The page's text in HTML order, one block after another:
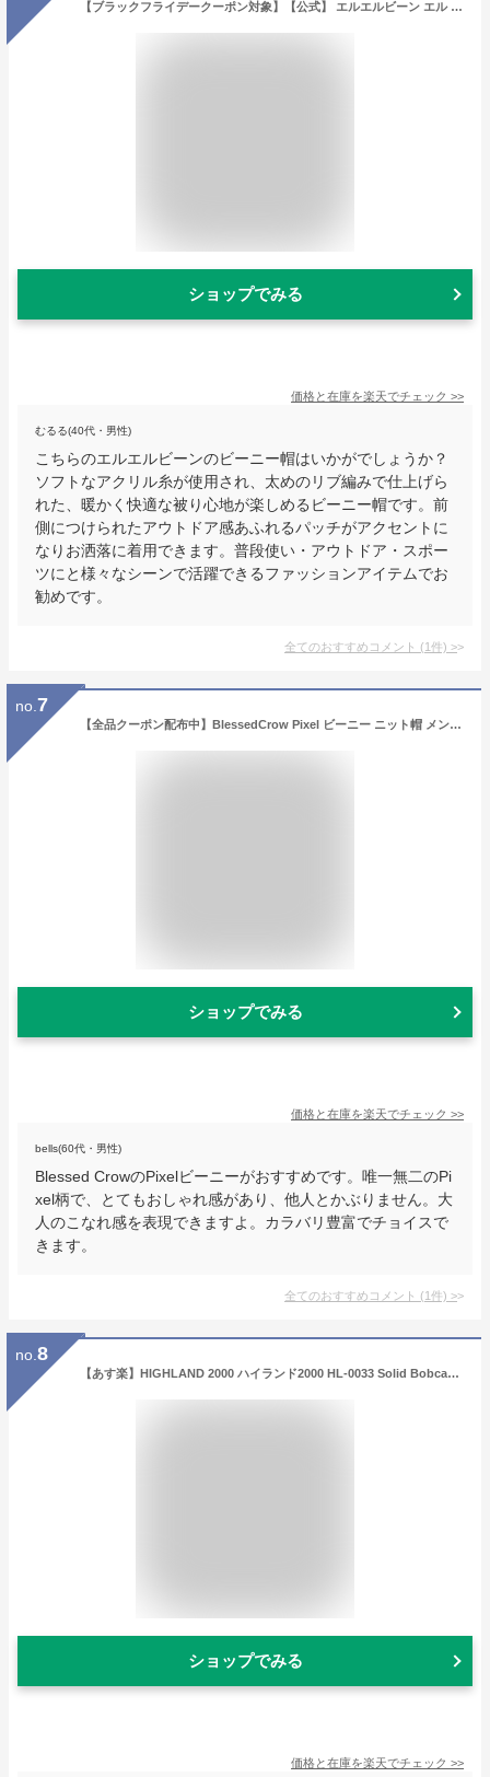
【ブラックフライデークーポン対象】【公式】 エルエルビーン エル エル ビーニー ワイドカフ ビーニー帽 ニット帽 帽子 ビーニー 浅め メンズ ウィメンズ レディース ユニセックス 男女兼用 アウトドア ブランド フリーサイズ L.L.Bean LLBean llビーン llbeen
ショップでみる
価格と在庫を楽天でチェック >>
むるる(40代・男性)
こちらのエルエルビーンのビーニー帽はいかがでしょうか？
ソフトなアクリル糸が使用され、太めのリブ編みで仕上げら
れた、暖かく快適な被り心地が楽しめるビーニー帽です。前
側につけられたアウトドア感あふれるパッチがアクセントに
なりお洒落に着用できます。普段使い・アウトドア・スポー
ツにと様々なシーンで活躍できるファッションアイテムでお
勧めです。
全てのおすすめコメント (1件) >
no. 7
【全品クーポン配布中】BlessedCrow Pixel ビーニー ニット帽 メンズ レディース ブランド タグ 付き ニットキャップ 総柄 模様 秋 冬 秋冬 帽子 コーデ 帽子屋 吉祥寺
ショップでみる
価格と在庫を楽天でチェック >>
bells(60代・男性)
Blessed CrowのPixelビーニーがおすすめです。唯一無二のPi
xel柄で、とてもおしゃれ感があり、他人とかぶりません。大
人のこなれ感を表現できますよ。カラバリ豊富でチョイスで
きます。
全てのおすすめコメント (1件) >
no. 8
【あす楽】HIGHLAND 2000 ハイランド2000 HL-0033 Solid Bobcap ウール ソリッド ボブキャップ イギリス製【クーポン対象外】【T】｜ニットキャップ ビーニー 帽子 メンズ レディース ブランド おしゃれ 暖かい 防寒 秋 冬 プレゼント ギフト
ショップでみる
価格と在庫を楽天でチェック >>